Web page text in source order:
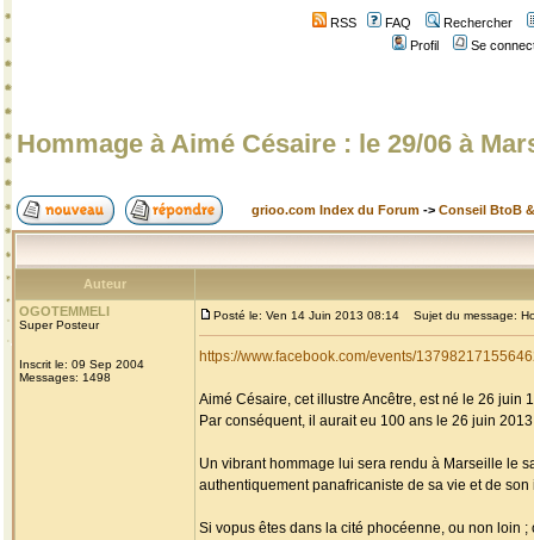
RSS FAQ
Rechercher
Profil
Se
Hommage à Aimé Césaire : le 29/06 à
grioo.com Index du Forum -> Conseil BtoB
Auteur
OGOTEMMELI
Super Posteur
Inscrit le: 09 Sep 2004
Messages: 1498
Posté le: Ven 14 Juin 2013 08:14 Sujet du message:
https://www.facebook.com/events/
Aimé Césaire, cet illustre Ancêtre, est né le 26 juin
Par conséquent, il aurait eu 100 ans le 26 juin
Un vibrant hommage lui sera rendu à Marseille le
authentiquement panafricaniste de sa vie et de
Si vopus êtes dans la cité phocéenne, ou non loin